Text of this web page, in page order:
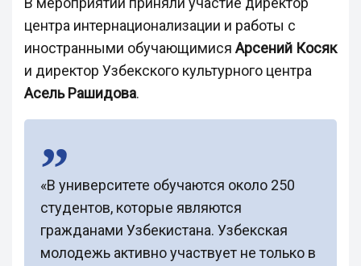
центра интернационализации и работы с
иностранными обучающимися Арсений Косяк
и директор Узбекского культурного центра
Асель Рашидова.
«В университете обучаются около 250
студентов, которые являются
гражданами Узбекистана. Узбекская
молодежь активно участвует не только в